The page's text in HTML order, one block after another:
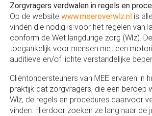
Zorgvragers verdwalen in regels en
Op de website www.meeroverwlz.nl is
vinden die nodig is voor het regelen van
conform de Wet langdurige zorg (Wlz).
toegankelijk voor mensen met een
auditieve en/of lichte verstandelijke
Cliëntondersteuners van MEE ervaren in
praktijk dat zorgvragers, die een beroep
Wlz, de regels en procedures daarvoor
vinden. Hierdoor zoeken ze lang naar de